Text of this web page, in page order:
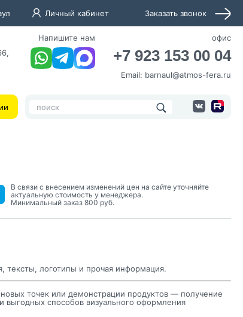
Личный кабинет Заказать звонок
Напишите нам офис
+7 923 153 00 04
Email: barnaul@atmos-fera.ru
В связи с внесением изменений цен на сайте уточняйте
актуальную стоимость у менеджера.
Минимальный заказ 800 руб.
тексты, логотипы и прочая информация.
точек или демонстрации продуктов — получение
способов визуального оформления
с